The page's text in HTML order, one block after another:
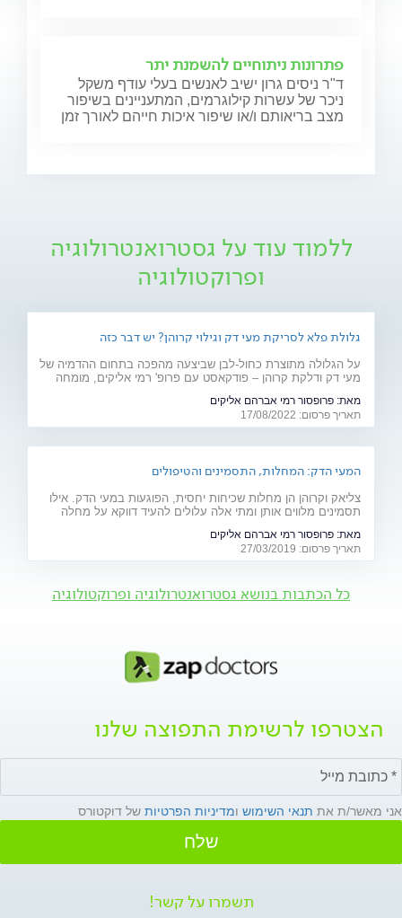
פתרונות ניתוחיים להשמנת יתר
ד"ר ניסים גרון ישיב לאנשים בעלי עודף משקל
ניכר של עשרות קילוגרמים, המתעניינים בשיפור
מצב בריאותם ו/או שיפור איכות חייהם לאורך זמן
ללמוד עוד על גסטרואנטרולוגיה
ופרוקטולוגיה
גלולת פלא לסריקת מעי דק וגילוי קרוהן? יש דבר כזה
על הגלולה מתוצרת כחול-לבן שביצעה מהפכה בתחום ההדמיה של
מעי דק ודלקת קרוהן – פודקאסט עם פרופ' רמי אליקים, מומחה
מאת: פרופסור רמי אברהם אליקים
תאריך פרסום: 17/08/2022
המעי הדק: המחלות, התסמינים והטיפולים
צליאק וקרוהן הן מחלות שכיחות יחסית, הפוגעות במעי הדק. אילו
תסמינים מלווים אותן ומתי אלה עלולים להעיד דווקא על מחלה
מאת: פרופסור רמי אברהם אליקים
תאריך פרסום: 27/03/2019
כל הכתבות בנושא גסטרואנטרולוגיה ופרוקטולוגיה
הצטרפו לרשימת התפוצה שלנו
אני מאשר/ת את תנאי השימוש ומדיניות הפרטיות של דוקטורס
שלח
תשמרו על קשר!